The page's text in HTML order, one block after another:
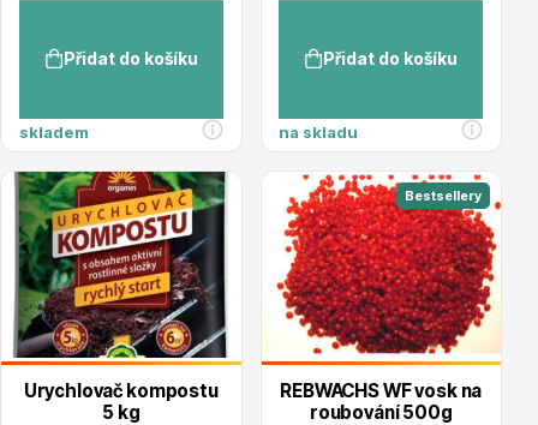
Bylinky do kuchyně
Přidat do košíku
skladem
Přidat do košíku
na skladu
Urychlovač kompostu
5 kg
Bestsellery
REBWACHS WF vosk na
roubování 500g